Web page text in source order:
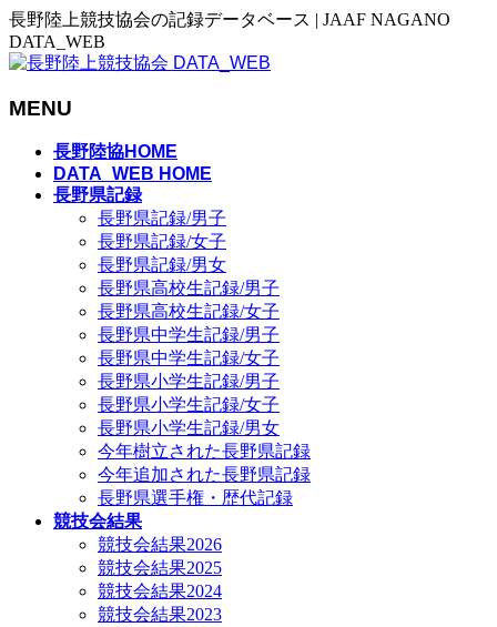
長野陸上競技協会の記録データベース | JAAF NAGANO
DATA_WEB
MENU
長野陸協HOME
DATA_WEB HOME
長野県記録
長野県記録/男子
長野県記録/女子
長野県記録/男女
長野県高校生記録/男子
長野県高校生記録/女子
長野県中学生記録/男子
長野県中学生記録/女子
長野県小学生記録/男子
長野県小学生記録/女子
長野県小学生記録/男女
今年樹立された長野県記録
今年追加された長野県記録
長野県選手権・歴代記録
競技会結果
競技会結果2026
競技会結果2025
競技会結果2024
競技会結果2023